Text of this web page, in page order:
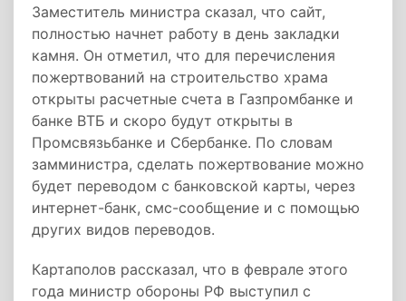
Заместитель министра сказал, что сайт,
полностью начнет работу в день закладки
камня. Он отметил, что для перечисления
пожертвований на строительство храма
открыты расчетные счета в Газпромбанке и
банке ВТБ и скоро будут открыты в
Промсвязьбанке и Сбербанке. По словам
замминистра, сделать пожертвование можно
будет переводом с банковской карты, через
интернет-банк, смс-сообщение и с помощью
других видов переводов.
Картаполов рассказал, что в феврале этого
года министр обороны РФ выступил с